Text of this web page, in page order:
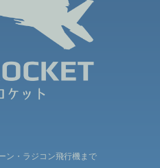
ン・ラジコン飛行機まで